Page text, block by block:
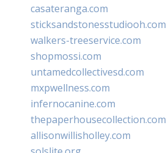
casateranga.com
sticksandstonesstudiooh.com
walkers-treeservice.com
shopmossi.com
untamedcollectivesd.com
mxpwellness.com
infernocanine.com
thepaperhousecollection.com
allisonwillisholley.com